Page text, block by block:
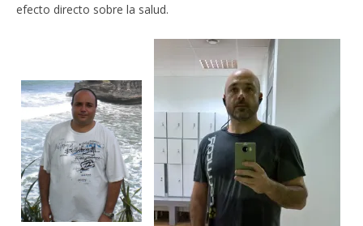
efecto directo sobre la salud.